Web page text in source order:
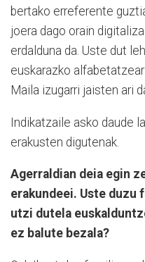
bertako erreferente
joera dago orain
erdalduna da. Uste dut
euskarazko
Maila izugarri jaisten ari
Indikatzaile asko daude
erakusten digutenak.
Agerraldian deia egin
erakundeei. Uste duzu
utzi dutela
ez balute bezala?